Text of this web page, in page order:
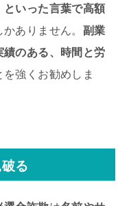
といった言葉で高額
かありません。 副業
績のある、時間と労
を強くお勧めしま
る